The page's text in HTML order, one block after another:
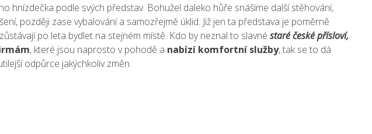
hnízdečka podle svých představ. Bohužel daleko hůře snášíme další stěhování,
později zase vybalování a samozřejmě úklid. Již jen ta představa je poměrně
po leta bydlet na stejném místě. Kdo by neznal to slavné staré české přísloví,
, které jsou naprosto v pohodě a nabízí komfortní služby, tak se to dá
odpůrce jakýchkoliv změn.